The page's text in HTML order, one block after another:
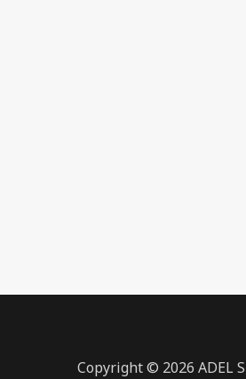
Copyright © 2026 ADEL